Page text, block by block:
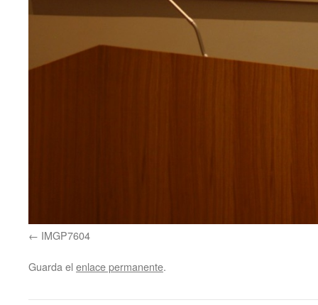
IMGP7604
Guarda el enlace permanente.